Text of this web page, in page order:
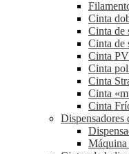
Cinta
Cinta de
Cinta de
Cinta
Cinta
Cinta
Cinta
Cinta
Dispensadores
Máquina